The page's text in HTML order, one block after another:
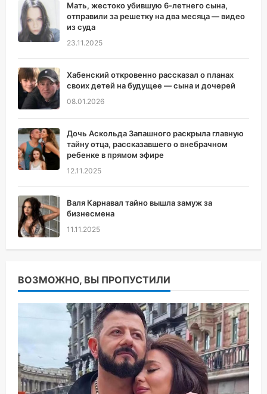
Мать, жестоко убившую 6-летнего сына,
отправили за решетку на два месяца — видео
из суда
23.11.2025
Хабенский откровенно рассказал о планах
своих детей на будущее — сына и дочерей
08.01.2026
Дочь Аскольда Запашного раскрыла главную
тайну отца, рассказавшего о внебрачном
ребенке в прямом эфире
12.11.2025
Валя Карнавал тайно вышла замуж за
бизнесмена
11.11.2025
ВОЗМОЖНО, ВЫ ПРОПУСТИЛИ